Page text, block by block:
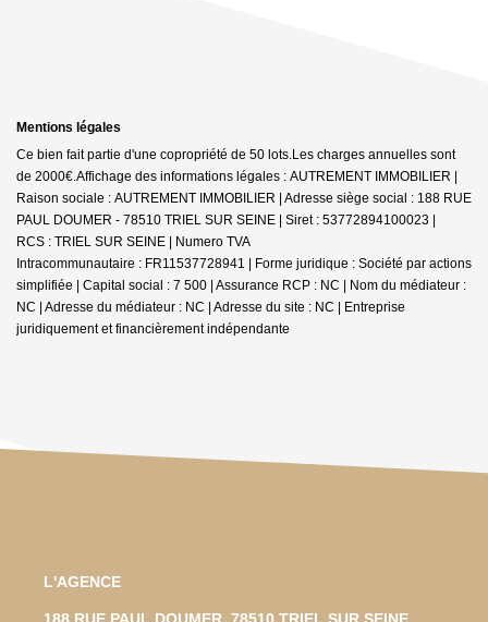
Mentions légales
Ce bien fait partie d'une copropriété de 50 lots.Les charges annuelles sont
de 2000€.Affichage des informations légales : AUTREMENT IMMOBILIER |
Raison sociale : AUTREMENT IMMOBILIER | Adresse siège social : 188 RUE
PAUL DOUMER - 78510 TRIEL SUR SEINE | Siret : 53772894100023 |
RCS : TRIEL SUR SEINE | Numero TVA
Intracommunautaire : FR11537728941 | Forme juridique : Société par actions
simplifiée | Capital social : 7 500 | Assurance RCP : NC | Nom du médiateur :
NC | Adresse du médiateur : NC | Adresse du site : NC | Entreprise
juridiquement et financièrement indépendante
L'AGENCE